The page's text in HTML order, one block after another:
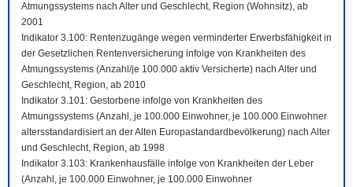
Atmungssystems nach Alter und Geschlecht, Region (Wohnsitz), ab
2001
Indikator 3.100: Rentenzugänge wegen verminderter Erwerbsfähigkeit in
der Gesetzlichen Rentenversicherung infolge von Krankheiten des
Atmungssystems (Anzahl/je 100.000 aktiv Versicherte) nach Alter und
Geschlecht, Region, ab 2010
Indikator 3.101: Gestorbene infolge von Krankheiten des
Atmungssystems (Anzahl, je 100.000 Einwohner, je 100.000 Einwohner
altersstandardisiert an der Alten Europastandardbevölkerung) nach Alter
und Geschlecht, Region, ab 1998
Indikator 3.103: Krankenhausfälle infolge von Krankheiten der Leber
(Anzahl, je 100.000 Einwohner, je 100.000 Einwohner